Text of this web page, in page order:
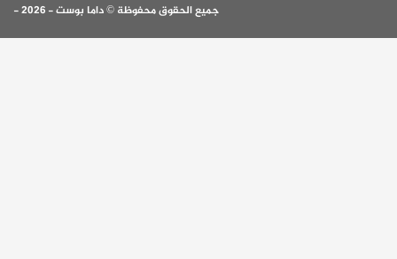
جميع الحقوق محفوظة © داما بوست - 2026 -